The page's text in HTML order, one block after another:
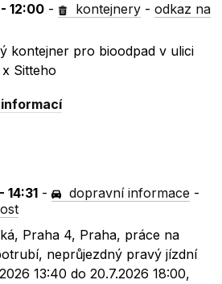
12:00 - kontejnery -odkaz na
kontejner pro bioodpad v ulici
Sitteho
14:31 - dopravní informace -
Praha 4, Praha, práce na
neprůjezdný pravý jízdní
13:40 do 20.7.2026 18:00,